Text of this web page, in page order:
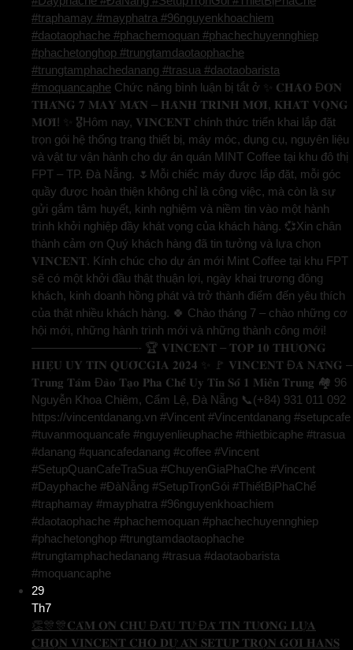
#traphamay #mayphatra #96nguyenkhoachiem
#daotaophache #phachemoquan #phachechuyennghiep
#phachetonghop #trungtamdaotaophache
#trungtamphachedanang #trasua #daotaobarista
#moquancaphe Chức năng bình luận bị tắt ở ✨ 𝐂𝐇𝐀̀𝐎 Đ𝐎́𝐍
𝐓𝐇𝐀́𝐍𝐆 𝟕 𝐌𝐀𝐘 𝐌𝐀̆́𝐍 – 𝐇𝐀̀𝐍𝐇 𝐓𝐑𝐈̀𝐍𝐇 𝐌𝐎̛́𝐈, 𝐊𝐇𝐀́𝐓 𝐕𝐎̣𝐍𝐆
𝐌𝐎̛́𝐈! ✨ 🎖️Hôm nay, 𝐕𝐈𝐍𝐂𝐄𝐍𝐓 chính thức triển khai lắp đặt
trọn gói hệ thống trang thiết bị, máy móc, dụng cụ, nguyên liệu
và vật tư vận hành cho dự án quán MINT Coffee tại khu đô thị
FPT – TP. Đà Nẵng. 🌷Mỗi chiếc máy được lắp đặt, mỗi góc
quầy được hoàn thiện không chỉ là công việc, mà còn là sự
gửi gắm tâm huyết, kinh nghiệm và niềm tin vào một hành
trình khởi nghiệp đầy khát vọng của khách hàng. 💞Xin chân
thành cảm ơn Quý khách hàng đã tin tưởng và lựa chọn
𝐕𝐈𝐍𝐂𝐄𝐍𝐓. Kính chúc cho dự án mới Mint Coffee tại khu FPT
sẽ có một khởi đầu thật thuận lợi, ngày khai trương đông
khách, kinh doanh hồng phát và trở thành điểm đến yêu thích
của thật nhiều khách hàng. 🍀 Chào tháng 7 – chào những cơ
hội mới, những hành trình mới và những thành công mới!
—————————- 🏆 𝐕𝐈𝐍𝐂𝐄𝐍𝐓 – 𝐓𝐎𝐏 𝟏𝟎 𝐓𝐇𝐔̛𝐎̛𝐍𝐆
𝐇𝐈𝐄̣̂𝐔 𝐔𝐘 𝐓𝐈́𝐍 𝐐𝐔𝐎̂́𝐂𝐆𝐈𝐀 𝟐𝟎𝟐𝟒 ✨ 🚩 𝐕𝐈𝐍𝐂𝐄𝐍𝐓 Đ𝐀̀ 𝐍𝐀̆̃𝐍𝐆 –
𝐓𝐫𝐮𝐧𝐠 𝐓𝐚̂𝐦 Đ𝐚̀𝐨 𝐓𝐚̣𝐨 𝐏𝐡𝐚 𝐂𝐡𝐞̂́ 𝐔𝐲 𝐓𝐢́𝐧 𝐒𝐨̂́ 𝟏 𝐌𝐢𝐞̂̀𝐧 𝐓𝐫𝐮𝐧𝐠 🏘️ 96
Nguyễn Khoa Chiêm, Cẩm Lệ, Đà Nẵng 📞(+84) 931 011 092
https://vincentdanang.vn #Vincent #Vincentdanang #setupcafe
#tuvanmoquancafe #nguyenlieuphache #thietbicaphe #trasua
#danang #quancafedanang #coffee #Vincent
#SetupQuanCafeTraSua #ChuyenGiaPhaChe #Vincent
#Dayphache #ĐàNẵng #SetupTrọnGói #ThiếtBịPhaChế
#traphamay #mayphatra #96nguyenkhoachiem
#daotaophache #phachemoquan #phachechuyennghiep
#phachetonghop #trungtamdaotaophache
#trungtamphachedanang #trasua #daotaobarista
#moquancaphe
29
Th7
👏🎊🎊𝐂𝐀̉𝐌 𝐎̛𝐍 𝐂𝐇𝐔̉ Đ𝐀̂̀𝐔 𝐓𝐔̛ Đ𝐀̃ 𝐓𝐈𝐍 𝐓𝐔̛𝐎̛̉𝐍𝐆 𝐋𝐔̛̣𝐀
𝐂𝐇𝐎̣𝐍 𝐕𝐈𝐍𝐂𝐄𝐍𝐓 𝐂𝐇𝐎 𝐃𝐔̛̣ 𝐀́𝐍 𝐒𝐄𝐓𝐔𝐏 𝐓𝐑𝐎̣𝐍 𝐆𝐎́𝐈 𝐇𝐀𝐍𝐒